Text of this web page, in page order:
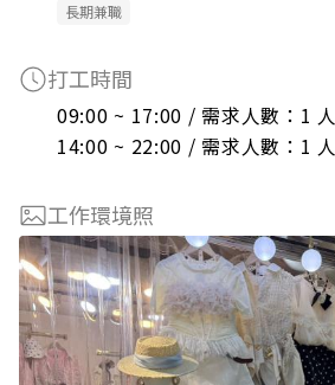
長期兼職
打工時間
09:00 ~ 17:00 / 需求人數：1 人
14:00 ~ 22:00 / 需求人數：1 人
工作環境照